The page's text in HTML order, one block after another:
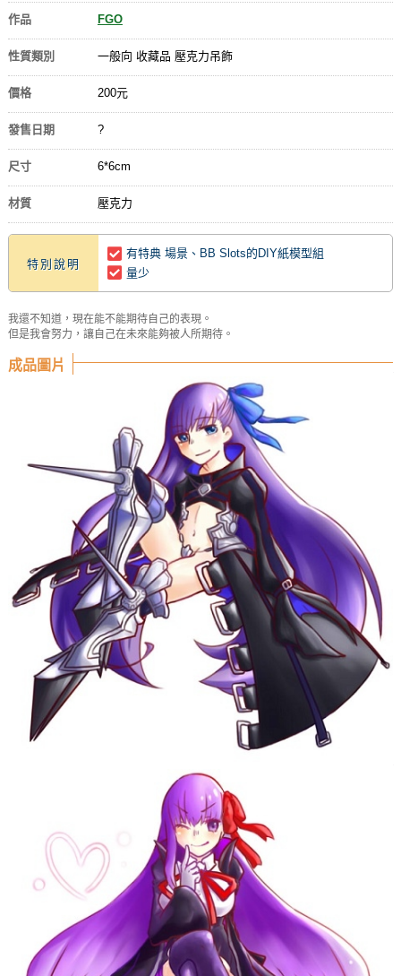
作品 FGO
性質類別 一般向 收藏品 壓克力吊飾
價格 200元
發售日期 ?
尺寸 6*6cm
材質 壓克力
特別說明
有特典 場景、BB Slots的DIY紙模型組
量少
我還不知道，現在能不能期待自己的表現。
但是我會努力，讓自己在未來能夠被人所期待。
成品圖片